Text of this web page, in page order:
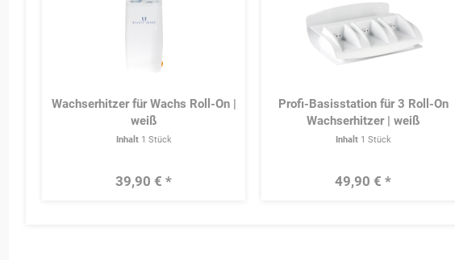
Wachserhitzer für Wachs Roll-On |
weiß
Inhalt 1 Stück
39,90 € *
Profi-Basisstation für 3 Roll-On
Wachserhitzer | weiß
Inhalt 1 Stück
49,90 € *